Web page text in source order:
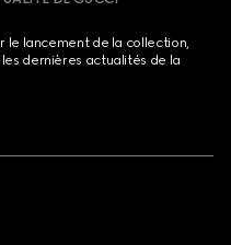
le lancement de la collection,
dernières actualités de la